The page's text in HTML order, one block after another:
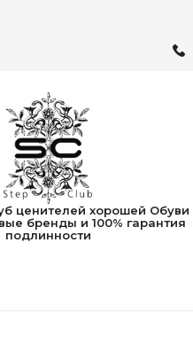
ценителей хорошей Обуви
бренды и 100% гарантия
подлинности